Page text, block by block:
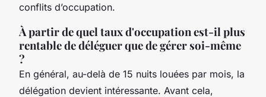
conflits d’occupation.
À partir de quel taux d'occupation est-il plus
rentable de déléguer que de gérer soi-même
?
En général, au-delà de 15 nuits louées par mois, la
délégation devient intéressante. Avant cela,